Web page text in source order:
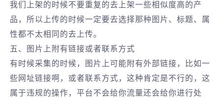
我们上架的时候不要重复的去上架一些相似度高的产
品，所以上传的时候一定要去选择那种图片、标题、属
性都不太相同的去上传。
五、图片上附有链接或者联系方式
有时候采集的时候，图片上可能附有外部链接，比如一
些网址链接啊，或者联系方式，这种肯定是不行的，这
属于违规的操作，平台不会给你流量还会给你进行处